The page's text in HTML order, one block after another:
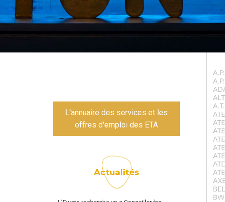
L'annuaire des services et les
offres d'emploi des ETA
Actualités